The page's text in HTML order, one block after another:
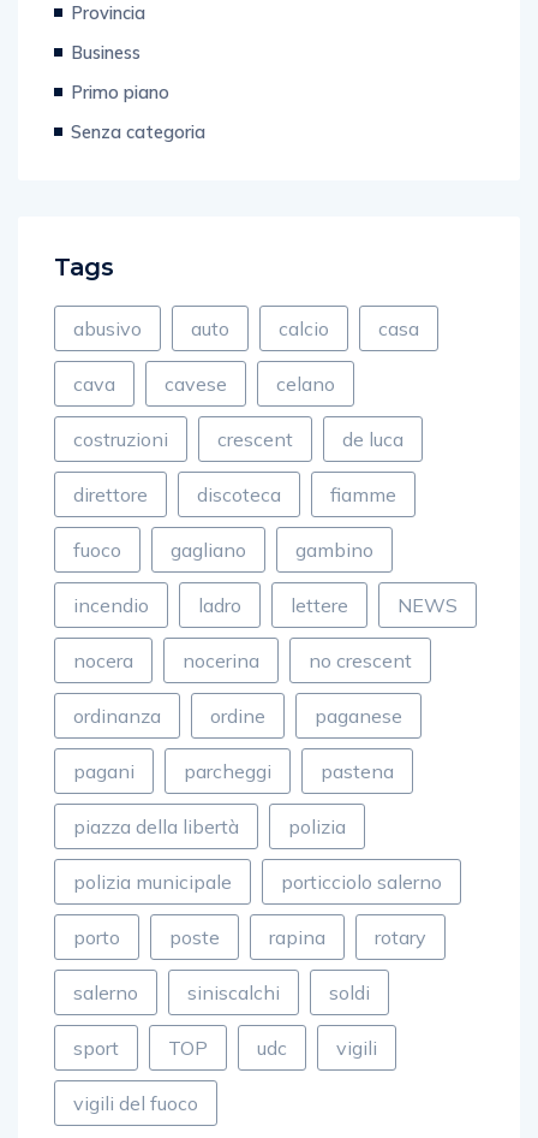
Business
Primo piano
Senza categoria
abusivo auto calcio casa
cava cavese celano
costruzioni crescent de luca
direttore discoteca fiamme
fuoco gagliano gambino
incendio ladro lettere NEWS
nocera nocerina no crescent
ordinanza ordine paganese
pagani parcheggi pastena
piazza della libertà polizia
polizia municipale porticciolo salerno
porto poste rapina rotary
salerno siniscalchi soldi
sport TOP udc vigili
vigili del fuoco